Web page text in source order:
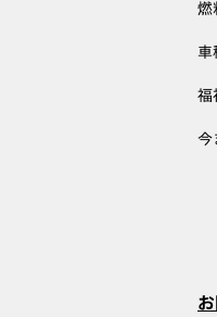
燃
車
福
今